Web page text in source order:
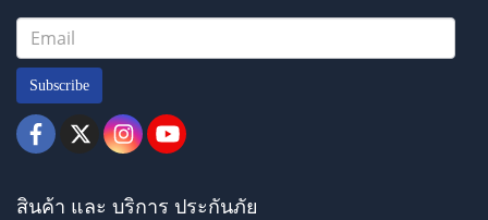
Subscribe
สินค้า และ บริการ ประกันภัย